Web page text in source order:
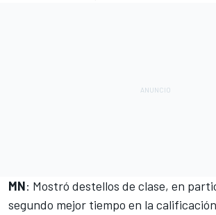
MN: Mostró destellos de clase, en
segundo mejor tiempo en la